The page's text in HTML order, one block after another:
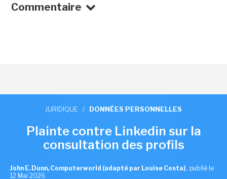
Commentaire
JURIDIQUE / DONNÉES PERSONNELLES
Plainte contre Linkedin sur la
consultation des profils
John E. Dunn, Computerworld (adapté par Louise Costa) , publié le
12 Mai 2026